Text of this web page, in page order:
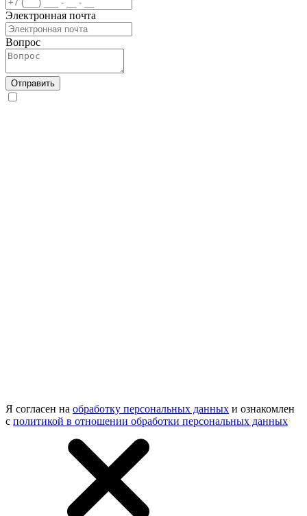
Электронная почта
Вопрос
Отправить
Я согласен на обработку персональных данных и ознакомлен
с политикой в отношении обработки персональных данных